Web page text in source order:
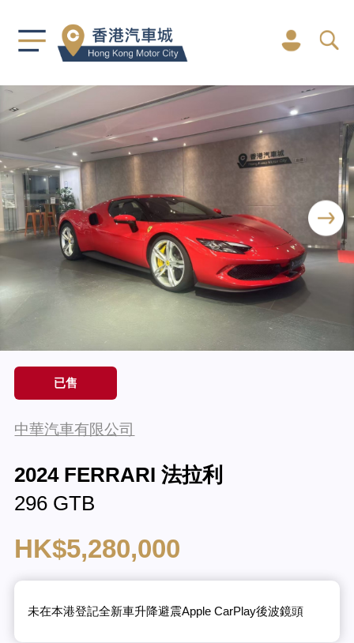
已售
中華汽車有限公司
2024 FERRARI 法拉利
296 GTB
HK$5,280,000
未在本港登記全新車升降避震Apple CarPlay後波鏡頭